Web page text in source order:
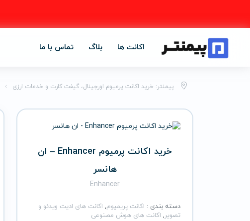
اکانت ها بلاگ تماس با ما
پیمنتر: خرید اکانت پرمیوم اورجینال، گیفت کارت و خدمات ارزی
خرید اکانت پرمیوم Enhancer – ان
هانسر
Enhancer
دسته بندی : اکانت پریمیوم, اکانت های ادیت ویدئو و
تصویر, اکانت های هوش مصنوعی